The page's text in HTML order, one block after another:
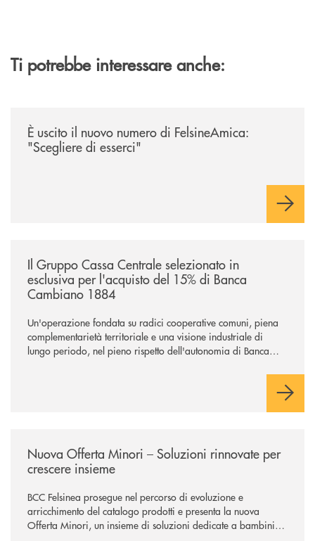
Ti potrebbe interessare anche:
È uscito il nuovo numero di FelsineAmica:
"Scegliere di esserci"
Il Gruppo Cassa Centrale selezionato in
esclusiva per l'acquisto del 15% di Banca
Cambiano 1884
Un'operazione fondata su radici cooperative comuni, piena
complementarietà territoriale e una visione industriale di
lungo periodo, nel pieno rispetto dell'autonomia di Banca
negoziazione esclusiva per la finalizzazione dell’operazione.
Nuova Offerta Minori – Soluzioni rinnovate per
crescere insieme
BCC Felsinea prosegue nel percorso di evoluzione e
arricchimento del catalogo prodotti e presenta la nuova
Offerta Minori, un insieme di soluzioni dedicate a bambini e